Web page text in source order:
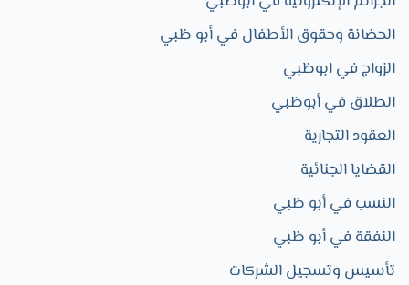
الحضانة وحقوق الأطفال في أبو ظبي
الزواج في ابوظبي​
الطلاق في أبوظبي
العقود التجارية​
القضايا الجنائية
النسب في أبو ظبي
النفقة في أبو ظبي
تأسيس وتسجيل الشركات